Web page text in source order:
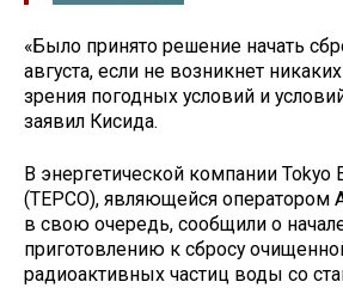
«Было принято решение начать
августа, если не возникнет
зрения погодных условий и
заявил Кисида.
В энергетической компании Tokyo
(TEPCO), являющейся оператором
в свою очередь, сообщили о
приготовлению к сбросу
радиоактивных частиц воды со